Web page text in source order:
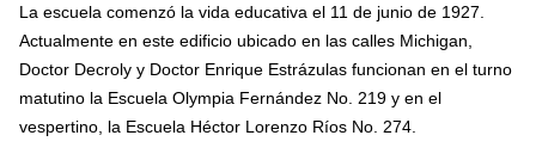
La escuela comenzó la vida educativa el 11 de junio de 1927.
Actualmente en este edificio ubicado en las calles Michigan,
Doctor Decroly y Doctor Enrique Estrázulas funcionan en el turno
matutino la Escuela Olympia Fernández No. 219 y en el
vespertino, la Escuela Héctor Lorenzo Ríos No. 274.